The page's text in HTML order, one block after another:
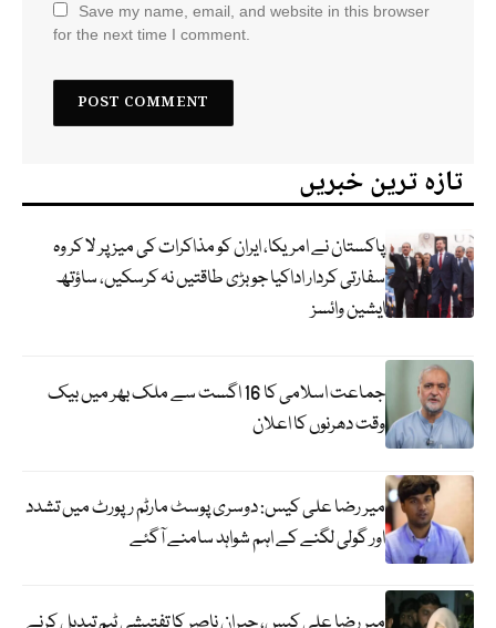
Save my name, email, and website in this browser
for the next time I comment.
تازہ ترین خبریں
پاکستان نے امریکا، ایران کو مذاکرات کی میز پر لا کر وہ
سفارتی کردار اداکیا جو بڑی طاقتیں نہ کرسکیں، ساؤتھ
ایشین وائسز
جماعت اسلامی کا 16 اگست سے ملک بھر میں بیک
وقت دھرنوں کا اعلان
میر رضا علی کیس: دوسری پوسٹ مارٹم رپورٹ میں تشدد
اور گولی لگنے کے اہم شواہد سامنے آگئے